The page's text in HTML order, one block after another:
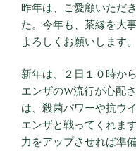
昨年は、ご愛顧いただ
た。今年も、茶縁を大
よろしくお願いします。
新年は、２日１０時か
エンザのW流行が心配
は、殺菌パワーや抗ウ
エンザと戦ってくれま
力をアップさせれば準